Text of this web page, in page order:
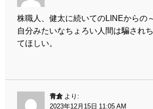
株職人、健太に続いてのLINEからの
自分みたいなちょろい人間は騙され
てほしい。
青倉 より:
2023年12月15日 11:05 AM